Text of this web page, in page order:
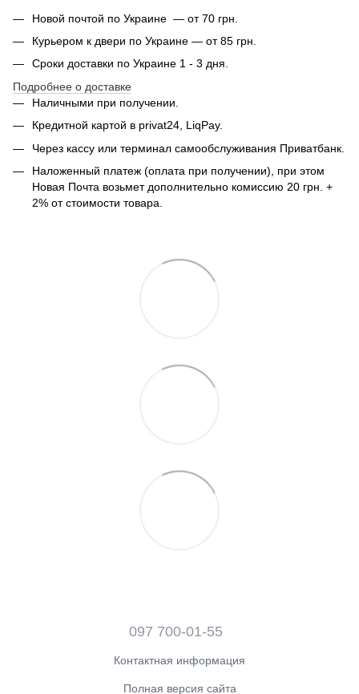
Новой почтой по Украине — от 70 грн.
Курьером к двери по Украине — от 85 грн.
Сроки доставки по Украине 1 - 3 дня.
Подробнее о доставке
Наличными при получении.
Кредитной картой в privat24, LiqPay.
Через кассу или терминал самообслуживания Приватбанк.
Наложенный платеж (оплата при получении), при этом
Новая Почта возьмет дополнительно комиссию 20 грн. +
2% от стоимости товара.
097 700-01-55
Контактная информация
Полная версия сайта